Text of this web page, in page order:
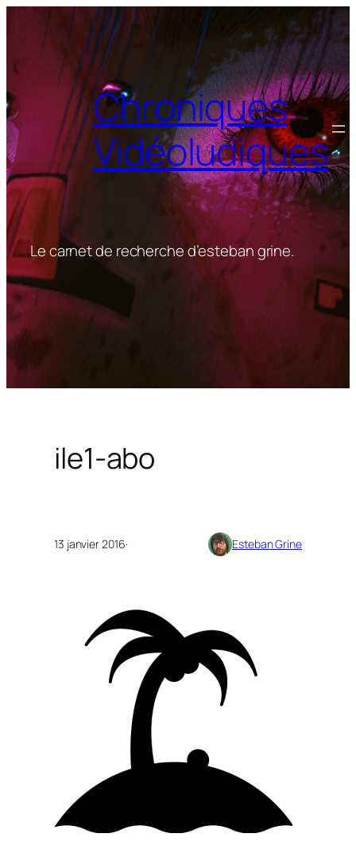
Chroniques
Vidéoludiques
Le carnet de recherche d’esteban grine.
ile1-abo
13 janvier 2016· Esteban Grine